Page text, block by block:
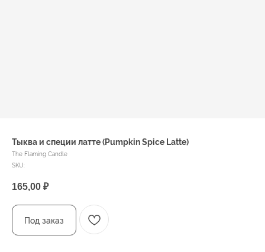
Тыква и специи латте (Pumpkin Spice Latte)
The Flaming Candle
SKU:
165,00 ₽
Под заказ